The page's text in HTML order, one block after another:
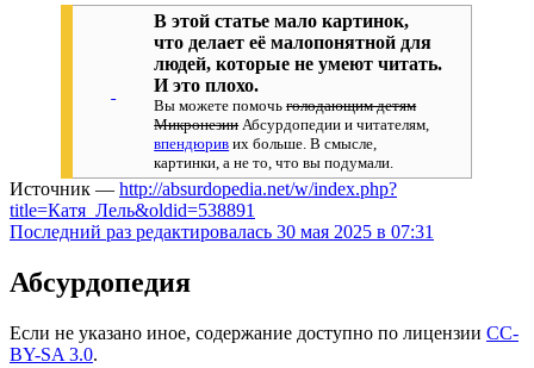
В этой статье мало картинок,
что делает её малопонятной для
людей, которые не умеют читать.
И это плохо.
Вы можете помочьголодающим детям
МикронезииАбсурдопедии и читателям,
впендюрив их больше. В смысле,
картинки, а не то, что вы подумали.
Источник — http://absurdopedia.net/w/index.php?
title=Катя_Лель&oldid=538891
Последний раз редактировалась 30 мая 2025 в 07:31
Абсурдопедия
Если не указано иное, содержание доступно по лицензии CC-
BY-SA 3.0.